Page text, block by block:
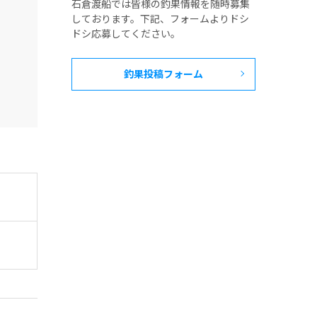
石倉渡船では皆様の釣果情報を随時募集
しております。下記、フォームよりドシ
ドシ応募してください。
釣果投稿フォーム